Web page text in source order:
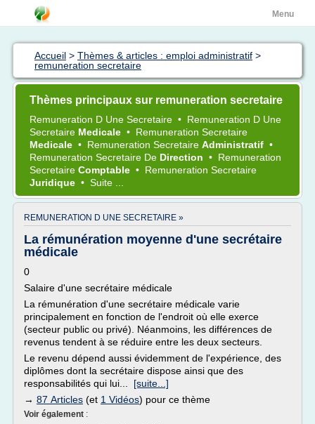
Menu
Accueil > Thèmes & articles : emploi administratif >
remuneration secretaire
Thèmes principaux sur remuneration secretaire
Remuneration D Une Secretaire • Remuneration D Une
Secretaire Medicale • Remuneration Secretaire
Medicale • Remuneration Secretaire Administratif •
Remuneration Secretaire De Direction • Remuneration
Secretaire Comptable • Remuneration Secretaire
Juridique • Suite ...
REMUNERATION D UNE SECRETAIRE »
La rémunération moyenne d'une secrétaire
médicale
0
Salaire d'une secrétaire médicale
La rémunération d'une secrétaire médicale varie
principalement en fonction de l'endroit où elle exerce
(secteur public ou privé). Néanmoins, les différences de
revenus tendent à se réduire entre les deux secteurs.
Le revenu dépend aussi évidemment de l'expérience, des
diplômes dont la secrétaire dispose ainsi que des
responsabilités qui lui... [suite...]
→ 87 Articles (et 1 Vidéos) pour ce thème
Voir également :